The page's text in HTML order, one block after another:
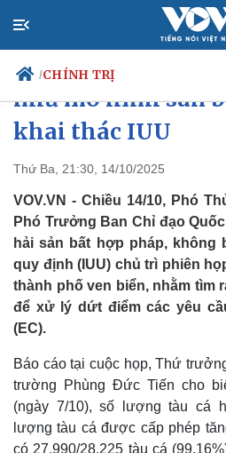
/CHÍNH TRỊ
Chính trị
Tổ chức nhân sự
Quốc hội
Nhận diện sự thật
Phó Thủ tướng:
như mô hình sân
khai thác IUU
Thứ Ba, 21:30, 14/10/2025
VOV.VN - Chiều 14/10, Phó
Phó Trưởng Ban Chỉ đạo
hải sản bất hợp pháp, không
quy định (IUU) chủ trì phiên
thành phố ven biển, nhằm tìm
để xử lý dứt điểm các yêu
(EC).
Báo cáo tại cuộc họp, Thứ
trường Phùng Đức Tiến cho
(ngày 7/10), số lượng tàu cá
lượng tàu cá được cấp phép
có 27.990/28.225 tàu cá